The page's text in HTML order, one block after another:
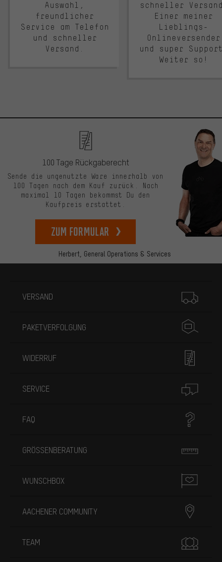
Auswahl,
freundlicher
Service am Telefon
und schneller
Versand.
schneller
Einer meiner
Lieblings-
Onlineversender
und super
Weiter so!
Herbert, General Operations & Services
100 Tage Rückgaberecht
Sende die ungenutzte Ware innerhalb von
100 Tagen nach dem Kauf zurück. Nach
maximal 10 Tagen bekommst Du den
Kaufpreis erstattet.
zum Formular
VERSAND
PAKETVERFOLGUNG
WIDERRUF
SERVICE
FAQ
GRÖSSENBERATUNG
WUNSCHBOX
AACHENER COMMUNITY
TEAM